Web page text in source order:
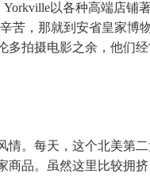
以各种高端店铺
苦，那就到安省皇家博
拍摄电影之余，他们经
情。每天，这个北美第
商品。虽然这里比较拥